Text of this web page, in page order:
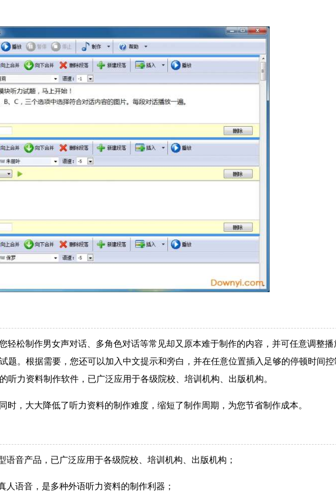
轻松制作男女声对话、多角色对话等常见却又原本难于制作的内容，并可任意调整播
题。根据需要，您还可以加入中文提示和旁白，并在任意位置插入足够的停顿时间控
听力资料制作软件，已广泛应用于各级院校、培训机构、出版机构。
时，大大降低了听力资料的制作难度，缩短了制作周期，为您节省制作成本。
音产品，已广泛应用于各级院校、培训机构、出版机构；
语音，是多种外语听力资料的制作利器；